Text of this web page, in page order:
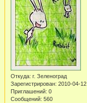
Откуда: г. Зеленоград
Зарегистрирован: 2010-04-12
Приглашений: 0
Сообщений: 560